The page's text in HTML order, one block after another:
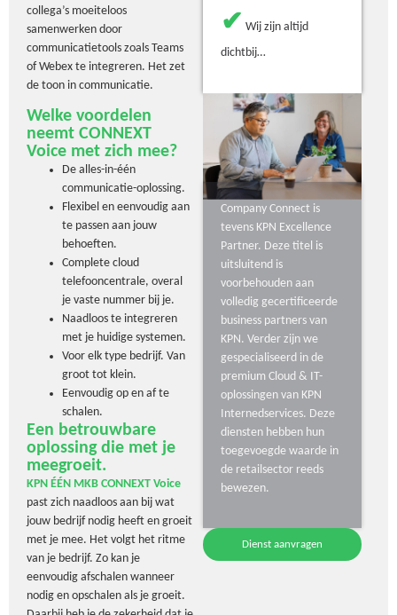
collega’s moeiteloos
samenwerken door
communicatietools zoals Teams
of Webex te integreren. Het zet
de toon in communicatie.
Welke voordelen
neemt CONNEXT
Voice met zich mee?
De alles-in-één
communicatie-oplossing.
Flexibel en eenvoudig aan
te passen aan jouw
behoeften.
Complete cloud
telefooncentrale, overal
je vaste nummer bij je.
Naadloos te integreren
met je huidige systemen.
Voor elk type bedrijf. Van
groot tot klein.
Eenvoudig op en af te
schalen.
Een betrouwbare
oplossing die met je
meegroeit.
KPN ÉÉN MKB CONNEXT Voice
past zich naadloos aan bij wat
jouw bedrijf nodig heeft en groeit
met je mee. Het volgt het ritme
van je bedrijf. Zo kan je
eenvoudig afschalen wanneer
nodig en opschalen als je groeit.
✔ Wij zijn altijd
dichtbij…
Company Connect is
tevens KPN Excellence
Partner. Deze titel is
uitsluitend is
voorbehouden aan
volledig gecertificeerde
business partners van
KPN. Verder zijn we
gespecialiseerd in de
premium Cloud & IT-
oplossingen van KPN
Internedservices. Deze
diensten hebben hun
toegevoegde waarde in
de retailsector reeds
bewezen.
Dienst aanvragen